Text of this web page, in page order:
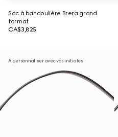
Sac à bandoulière Brera grand
format
CA$3,825
À personnaliser avec vos initiales